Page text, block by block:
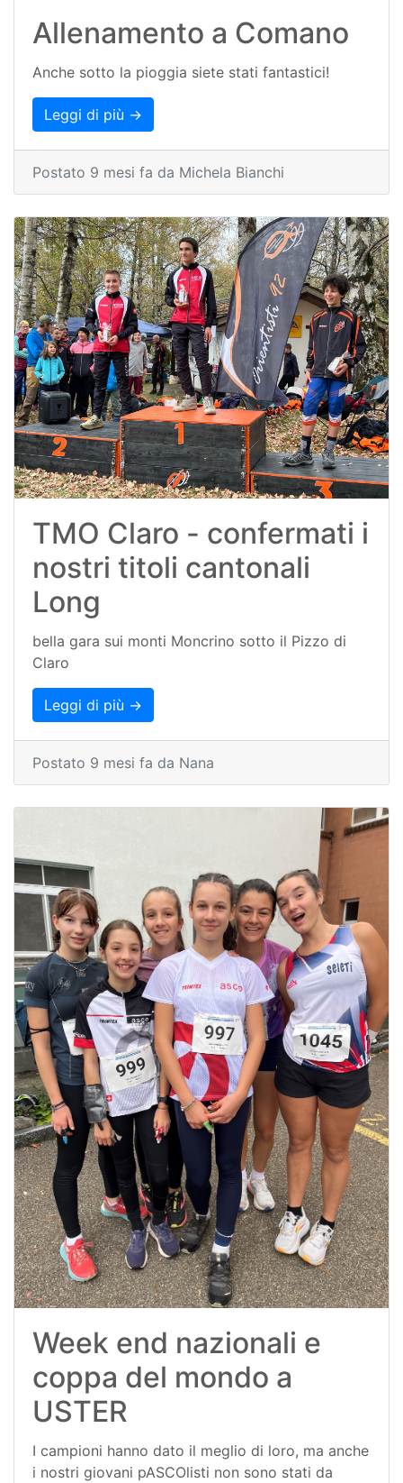
Allenamento a Comano
Anche sotto la pioggia siete stati fantastici!
Leggi di più →
Postato 9 mesi fa da Michela Bianchi
TMO Claro - confermati i
nostri titoli cantonali
Long
bella gara sui monti Moncrino sotto il Pizzo di
Claro
Leggi di più →
Postato 9 mesi fa da Nana
Week end nazionali e
coppa del mondo a
USTER
I campioni hanno dato il meglio di loro, ma anche
i nostri giovani pASCOlisti non sono stati da